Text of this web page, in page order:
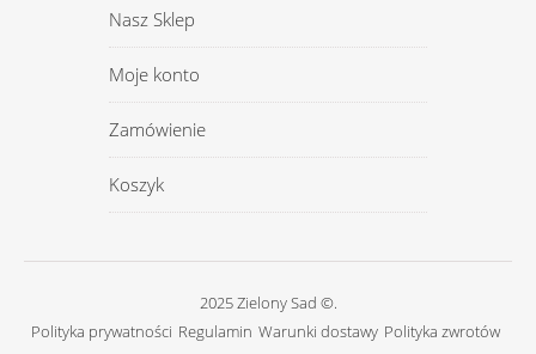
Nasz Sklep
Moje konto
Zamówienie
Koszyk
2025 Zielony Sad ©.
Polityka prywatności Regulamin Warunki dostawy Polityka zwrotów